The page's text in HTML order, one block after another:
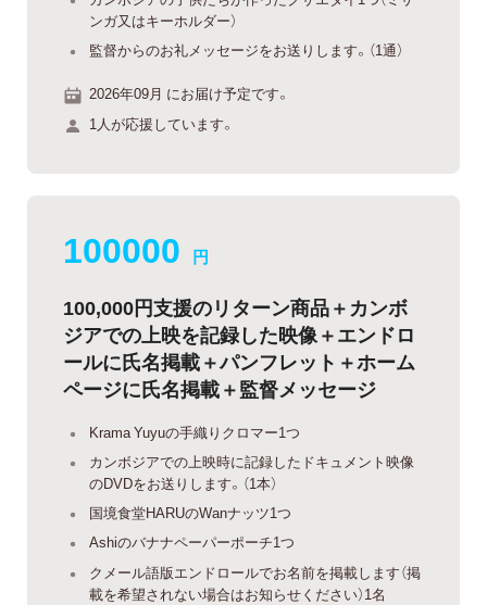
ンガ又はキーホルダー）
監督からのお礼メッセージをお送りします。（1通）
2026年09月 にお届け予定です。
1人が応援しています。
100000 円
100,000円支援のリターン商品＋カンボ
ジアでの上映を記録した映像＋エンドロ
ールに氏名掲載＋パンフレット＋ホーム
ページに氏名掲載＋監督メッセージ
Krama Yuyuの手織りクロマー1つ
カンボジアでの上映時に記録したドキュメント映像
のDVDをお送りします。（1本）
国境食堂HARUのWanナッツ1つ
Ashiのバナナペーパーポーチ1つ
クメール語版エンドロールでお名前を掲載します（掲
載を希望されない場合はお知らせください）1名